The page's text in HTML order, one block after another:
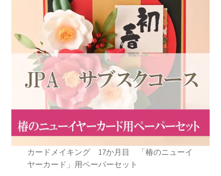
カードメイキング 17か月目 「椿のニューイ
ヤーカード」用ペーパーセット